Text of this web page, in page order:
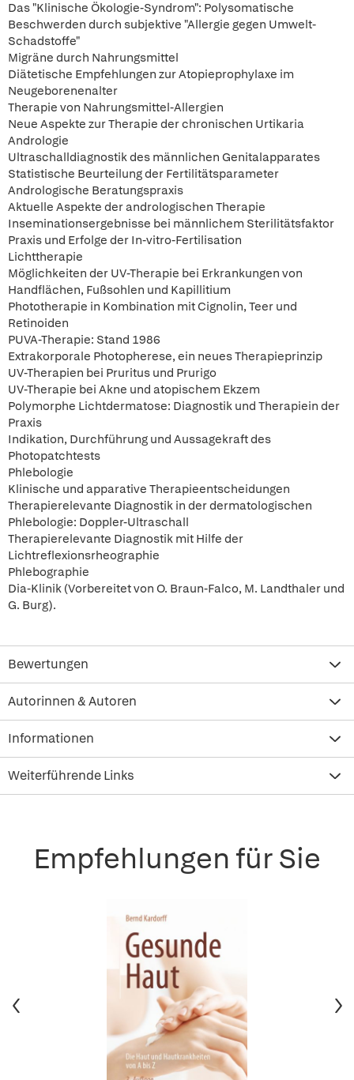
Das "Klinische Ökologie-Syndrom": Polysomatische
Beschwerden durch subjektive "Allergie gegen Umwelt-
Schadstoffe"
Migräne durch Nahrungsmittel
Diätetische Empfehlungen zur Atopieprophylaxe im
Neugeborenenalter
Therapie von Nahrungsmittel-Allergien
Neue Aspekte zur Therapie der chronischen Urtikaria
Andrologie
Ultraschalldiagnostik des männlichen Genitalapparates
Statistische Beurteilung der Fertilitätsparameter
Andrologische Beratungspraxis
Aktuelle Aspekte der andrologischen Therapie
Inseminationsergebnisse bei männlichem Sterilitätsfaktor
Praxis und Erfolge der In-vitro-Fertilisation
Lichttherapie
Möglichkeiten der UV-Therapie bei Erkrankungen von
Handflächen, Fußsohlen und Kapillitium
Phototherapie in Kombination mit Cignolin, Teer und
Retinoiden
PUVA-Therapie: Stand 1986
Extrakorporale Photopherese, ein neues Therapieprinzip
UV-Therapien bei Pruritus und Prurigo
UV-Therapie bei Akne und atopischem Ekzem
Polymorphe Lichtdermatose: Diagnostik und Therapiein der
Praxis
Indikation, Durchführung und Aussagekraft des
Photopatchtests
Phlebologie
Klinische und apparative Therapieentscheidungen
Therapierelevante Diagnostik in der dermatologischen
Phlebologie: Doppler-Ultraschall
Therapierelevante Diagnostik mit Hilfe der
Lichtreflexionsrheographie
Phlebographie
Dia-Klinik (Vorbereitet von O. Braun-Falco, M. Landthaler und
G. Burg).
Bewertungen
Autorinnen & Autoren
Informationen
Weiterführende Links
Empfehlungen für Sie